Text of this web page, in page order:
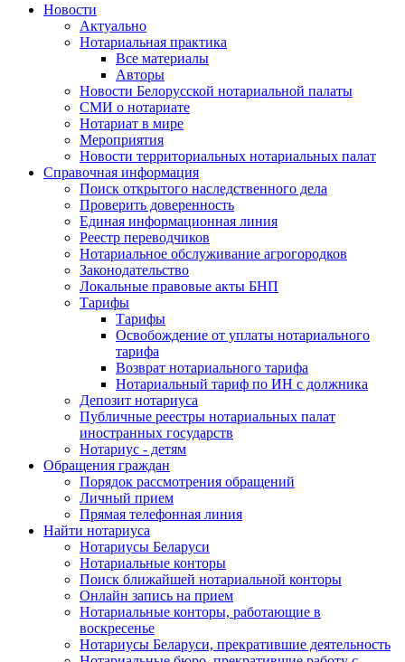
Новости
Актуально
Нотариальная практика
Все материалы
Авторы
Новости Белорусской нотариальной палаты
СМИ о нотариате
Нотариат в мире
Мероприятия
Новости территориальных нотариальных палат
Справочная информация
Поиск открытого наследственного дела
Проверить доверенность
Единая информационная линия
Реестр переводчиков
Нотариальное обслуживание агрогородков
Законодательство
Локальные правовые акты БНП
Тарифы
Тарифы
Освобождение от уплаты нотариального
тарифа
Возврат нотариального тарифа
Нотариальный тариф по ИН с должника
Депозит нотариуса
Публичные реестры нотариальных палат
иностранных государств
Нотариус - детям
Обращения граждан
Порядок рассмотрения обращений
Личный прием
Прямая телефонная линия
Найти нотариуса
Нотариусы Беларуси
Нотариальные конторы
Поиск ближайшей нотариальной конторы
Онлайн запись на прием
Нотариальные конторы, работающие в
воскресенье
Нотариусы Беларуси, прекратившие деятельность